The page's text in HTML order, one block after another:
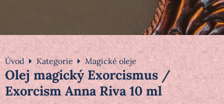
Úvod Kategorie Magické oleje
Olej magický Exorcismus /
Exorcism Anna Riva 10 ml